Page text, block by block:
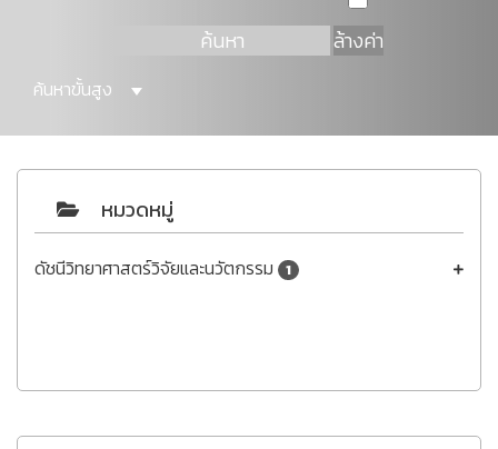
ค้นหา ล้างค่า
ค้นหาขั้นสูง
หมวดหมู่
ดัชนีวิทยาศาสตร์วิจัยและนวัตกรรม 1